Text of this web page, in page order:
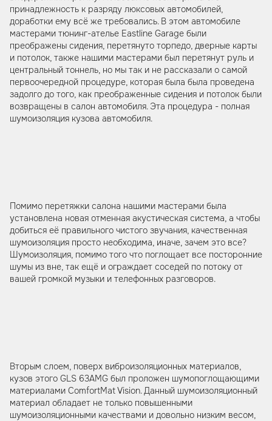
принадлежность к разряду люксовых автомобилей,
доработки ему всё же требовались. В этом автомобиле
мастерами тюнинг-ателье Eastline Garage были
преображены сидения, перетянуто торпедо, дверные карты
и потолок, также нашими мастерами был перетянут руль и
центральный тоннель, но мы так и не рассказали о самой
первоочередной процедуре, которая была была проведена
задолго до того, как преображенные сидения и потолок были
возвращены в салон автомобиля. Эта процедура - полная
шумоизоляция кузова автомобиля.
Помимо перетяжки салона нашими мастерами была
установлена новая отменная акустическая система, а чтобы
добиться её правильного чистого звучания, качественная
шумоизоляция просто необходима, иначе, зачем это все?
Шумоизоляция, помимо того что поглощает все посторонние
шумы из вне, так ещё и ограждает соседей по потоку от
вашей громкой музыки и телефонных разговоров.
Вторым слоем, поверх виброизоляционных материалов,
кузов этого GLS 63AMG был проложен шумопоглощающими
материалами ComfortMat Vision. Данный шумоизоляционный
материал обладает не только повышенными
шумоизоляционными качествами и довольно низким весом,